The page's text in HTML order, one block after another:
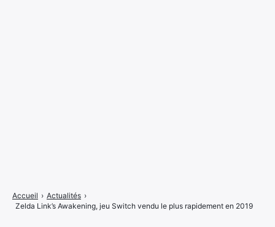
Accueil › Actualités ›
Zelda Link’s Awakening, jeu Switch vendu le plus rapidement en 2019